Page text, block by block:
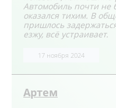
Автомобиль почти
оказался тихим. В
пришлось
езжу, всё устраивает.
17 ноября 2024
Артем